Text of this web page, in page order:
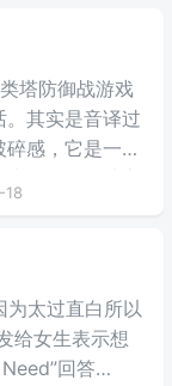
塔防御战游戏
。其实是音译过
感，它是一种
多数人无法立
播大司马在直
戴夫的僵尸
了起来，成为
18
为太过直白所以
给女生表示想
回答